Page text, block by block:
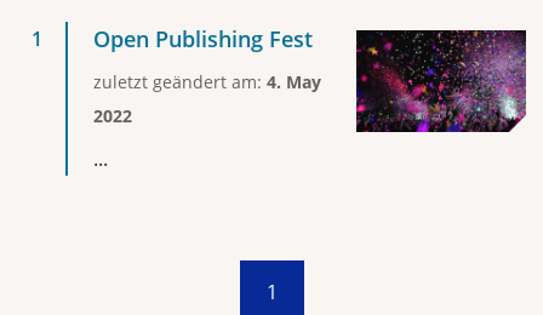
Open Publishing Fest
zuletzt geändert am: 4. May
2022
...
1